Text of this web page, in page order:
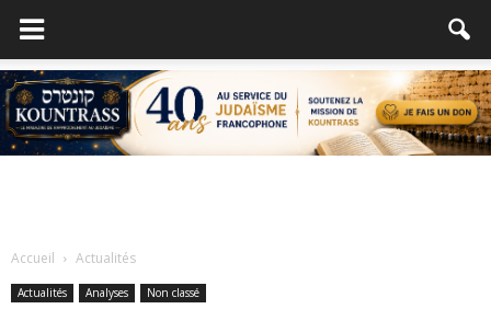
Accueil Actualités
Actualités Analyses Non classé